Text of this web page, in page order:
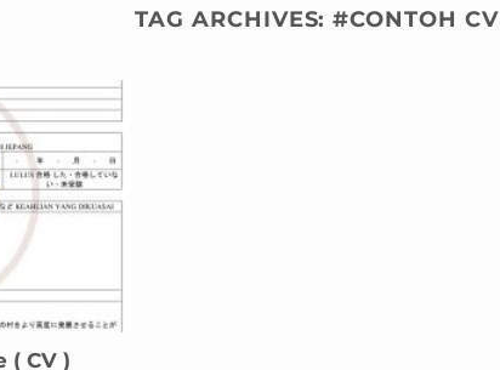
TAG ARCHIVES:#CONTOH CV
( CV )